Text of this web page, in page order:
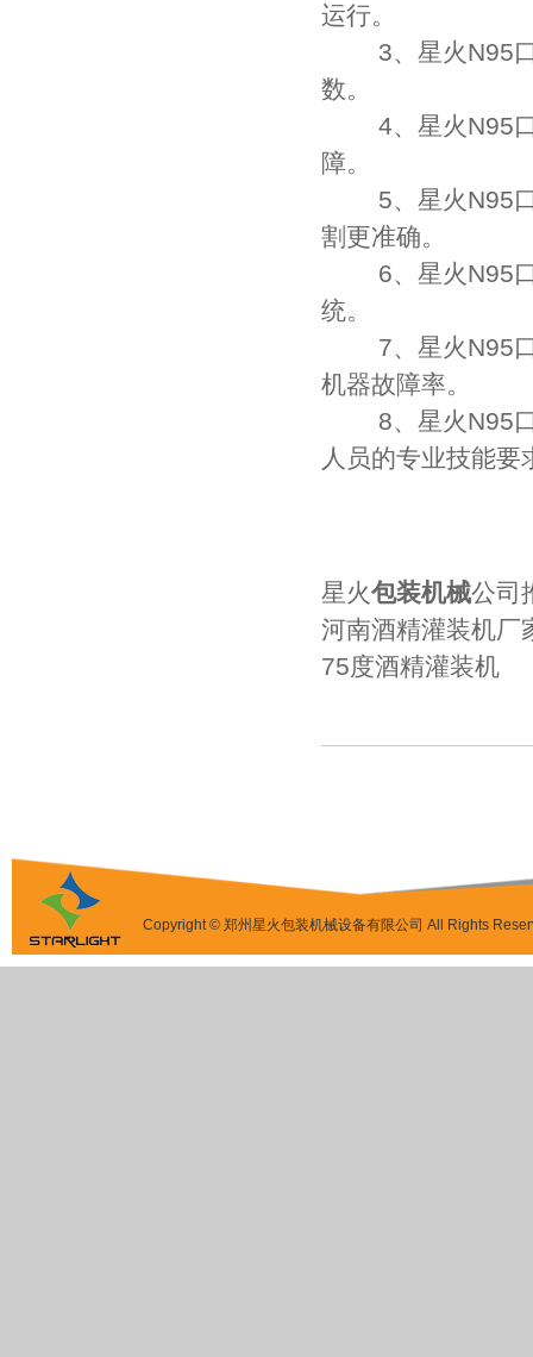
运行。
3、星火N95口
数。
4、星火N95口
障。
5、星火N95口
割更准确。
6、星火N95口
统。
7、星火N95口
机器故障率。
8、星火N95口
人员的专业技能要
星火包装机械公司
河南酒精灌装机厂
75度酒精灌装机
Copyright © 郑州星火包装机械设备有限公司 All Rights